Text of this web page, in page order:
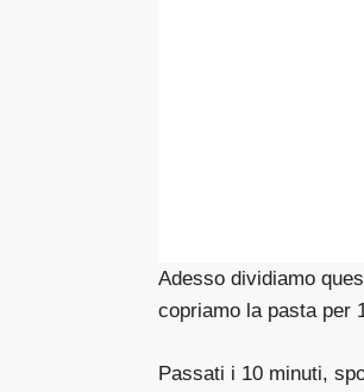
Adesso dividiamo
copriamo la pasta per
Passati i 10 minuti,